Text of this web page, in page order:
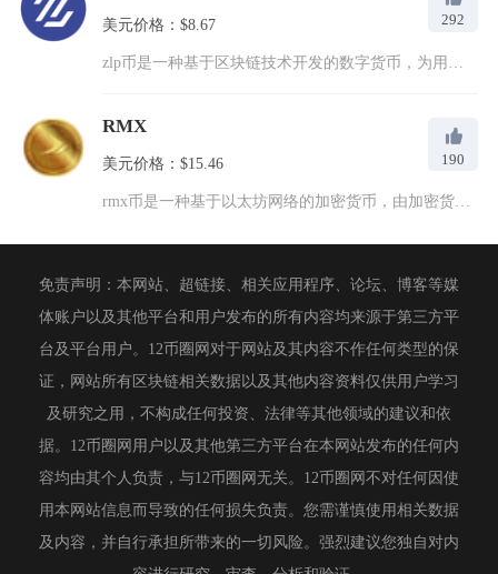
美元价格：$8.67 292
RMX
美元价格：$15.46 190
rmx币是一种基于以太坊网络的加密货币，由加密货币开发团队于...
免责声明：本网站、超链接、相关应用程序、论坛、博客等媒
体账户以及其他平台和用户发布的所有内容均来源于第三方平
台及平台用户。12币圈网对于网站及其内容不作任何类型的保
证，网站所有区块链相关数据以及其他内容资料仅供用户学习
及研究之用，不构成任何投资、法律等其他领域的建议和依
据。12币圈网用户以及其他第三方平台在本网站发布的任何内
容均由其个人负责，与12币圈网无关。12币圈网不对任何因使
用本网站信息而导致的任何损失负责。您需谨慎使用相关数据
及内容，并自行承担所带来的一切风险。强烈建议您独自对内